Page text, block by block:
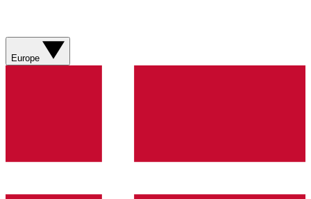
Europe